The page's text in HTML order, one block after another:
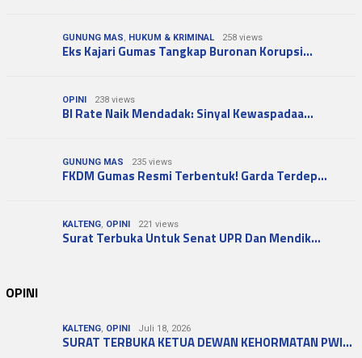
GUNUNG MAS, HUKUM & KRIMINAL 258 views
Eks Kajari Gumas Tangkap Buronan Korupsi…
OPINI 238 views
BI Rate Naik Mendadak: Sinyal Kewaspadaa…
GUNUNG MAS 235 views
FKDM Gumas Resmi Terbentuk! Garda Terdep…
KALTENG, OPINI 221 views
Surat Terbuka Untuk Senat UPR Dan Mendik…
OPINI
KALTENG, OPINI Juli 18, 2026
SURAT TERBUKA KETUA DEWAN KEHORMATAN PWI…